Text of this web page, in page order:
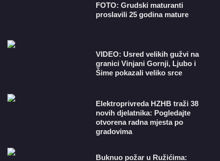
FOTO: Grudski maturanti
proslavili 25 godina mature
VIDEO: Usred velikih gužvi na
granici Vinjani Gornji, Ljubo i
Šime pokazali veliko srce
​Elektroprivreda HZHB traži 38
novih djelatnika: Pogledajte
otvorena radna mjesta po
gradovima
Buknuo požar u Ružićima: